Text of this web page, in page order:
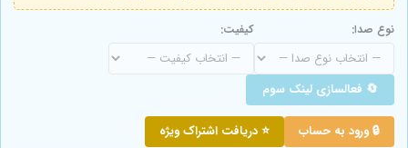
نوع صدا: کیفیت:
🔄 فعالسازی لینک سوم
🔒 ورود به حساب ⭐ دریافت اشتراک ویژه